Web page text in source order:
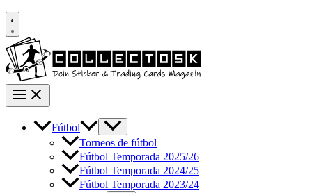
Fútbol
Torneos de fútbol
Fútbol Temporada 2025/26
Fútbol Temporada 2024/25
Fútbol Temporada 2023/24